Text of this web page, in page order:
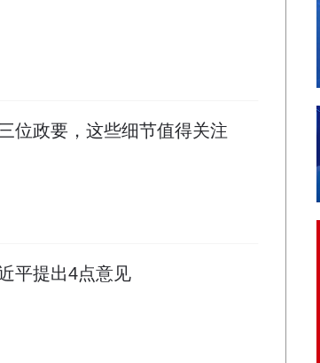
位政要，这些细节值得关注
平提出4点意见